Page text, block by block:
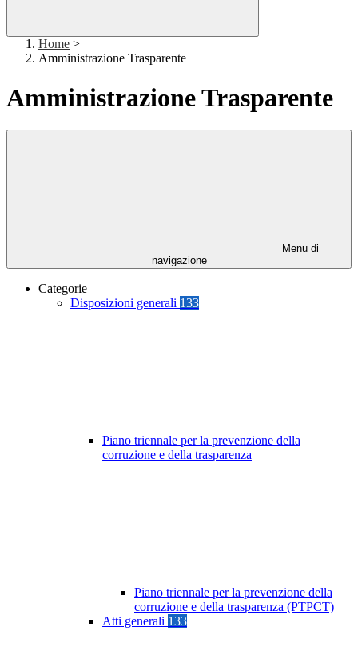
Home >
Amministrazione Trasparente
Amministrazione Trasparente
Menu di
navigazione
Categorie
Disposizioni generali 133
Piano triennale per la prevenzione della
corruzione e della trasparenza
Piano triennale per la prevenzione della
corruzione e della trasparenza (PTPCT)
Atti generali 133